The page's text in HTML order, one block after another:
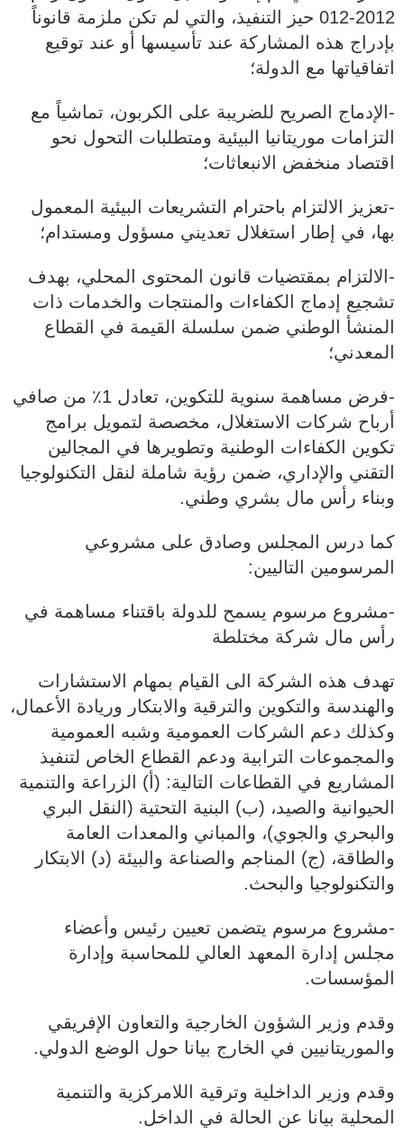
2012-012 حيز التنفيذ، والتي لم تكن ملزمة قانوناً
بإدراج هذه المشاركة عند تأسيسها أو عند توقيع
اتفاقياتها مع الدولة؛
‐الإدماج الصريح للضريبة على الكربون، تماشياً مع
التزامات موريتانيا البيئية ومتطلبات التحول نحو
اقتصاد منخفض الانبعاثات؛
‐تعزيز الالتزام باحترام التشريعات البيئية المعمول
بها، في إطار استغلال تعديني مسؤول ومستدام؛
‐الالتزام بمقتضيات قانون المحتوى المحلي، بهدف
تشجيع إدماج الكفاءات والمنتجات والخدمات ذات
المنشأ الوطني ضمن سلسلة القيمة في القطاع
المعدني؛
‐فرض مساهمة سنوية للتكوين، تعادل 1٪ من صافي
أرباح شركات الاستغلال، مخصصة لتمويل برامج
تكوين الكفاءات الوطنية وتطويرها في المجالين
التقني والإداري، ضمن رؤية شاملة لنقل التكنولوجيا
وبناء رأس مال بشري وطني.
كما درس المجلس وصادق على مشروعي
المرسومين التاليين:
‐مشروع مرسوم يسمح للدولة باقتناء مساهمة في
رأس مال شركة مختلطة
تهدف هذه الشركة الى القيام بمهام الاستشارات
والهندسة والتكوين والترقية والابتكار وريادة الأعمال،
وكذلك دعم الشركات العمومية وشبه العمومية
والمجموعات الترابية ودعم القطاع الخاص لتنفيذ
المشاريع في القطاعات التالية: (أ) الزراعة والتنمية
الحيوانية والصيد، (ب) البنية التحتية (النقل البري
والبحري والجوي)، والمباني والمعدات العامة
والطاقة، (ج) المناجم والصناعة والبيئة (د) الابتكار
والتكنولوجيا والبحث.
‐مشروع مرسوم يتضمن تعيين رئيس وأعضاء
مجلس إدارة المعهد العالي للمحاسبة وإدارة
المؤسسات.
وقدم وزير الشؤون الخارجية والتعاون الإفريقي
والموريتانيين في الخارج بيانا حول الوضع الدولي.
وقدم وزير الداخلية وترقية اللامركزية والتنمية
المحلية بيانا عن الحالة في الداخل.